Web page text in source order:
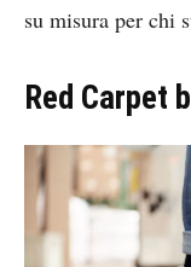
su misura per chi
Red Carpet